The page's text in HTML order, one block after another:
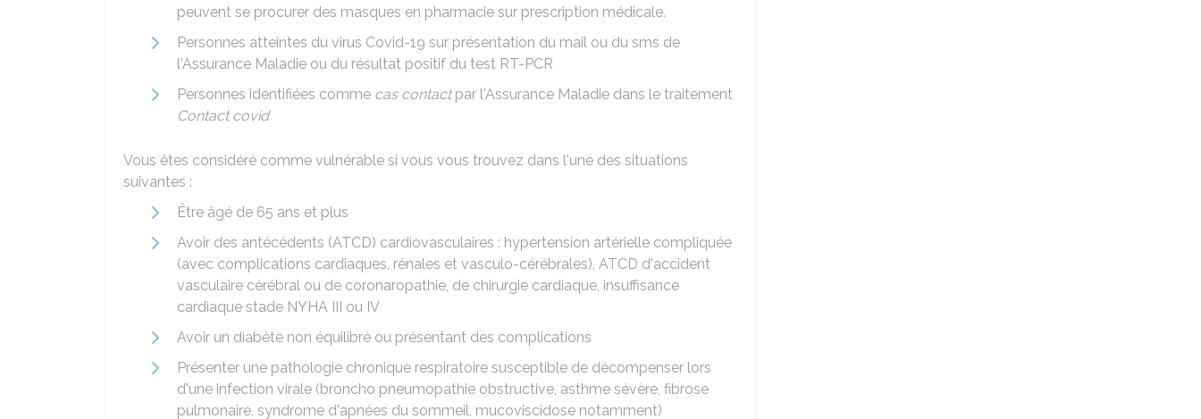
peuvent se procurer des masques en pharmacie sur prescription médicale.
Personnes atteintes du virus Covid-19 sur présentation du mail ou du sms de
l'Assurance Maladie ou du résultat positif du test RT-PCR
Personnes identifiées comme cas contactpar l'Assurance Maladie dans le traitement
Contact covid
Vous êtes considéré comme vulnérable si vous vous trouvez dans l'une des situations
suivantes :
Être âgé de 65 ans et plus
Avoir des antécédents (ATCD) cardiovasculaires : hypertension artérielle compliquée
(avec complications cardiaques, rénales et vasculo-cérébrales), ATCD d'accident
vasculaire cérébral ou de coronaropathie, de chirurgie cardiaque, insuffisance
cardiaque stade NYHA III ou IV
Avoir un diabète non équilibré ou présentant des complications
Présenter une pathologie chronique respiratoire susceptible de décompenser lors
d'une infection virale (broncho pneumopathie obstructive, asthme sévère, fibrose
pulmonaire, syndrome d'apnées du sommeil, mucoviscidose notamment)